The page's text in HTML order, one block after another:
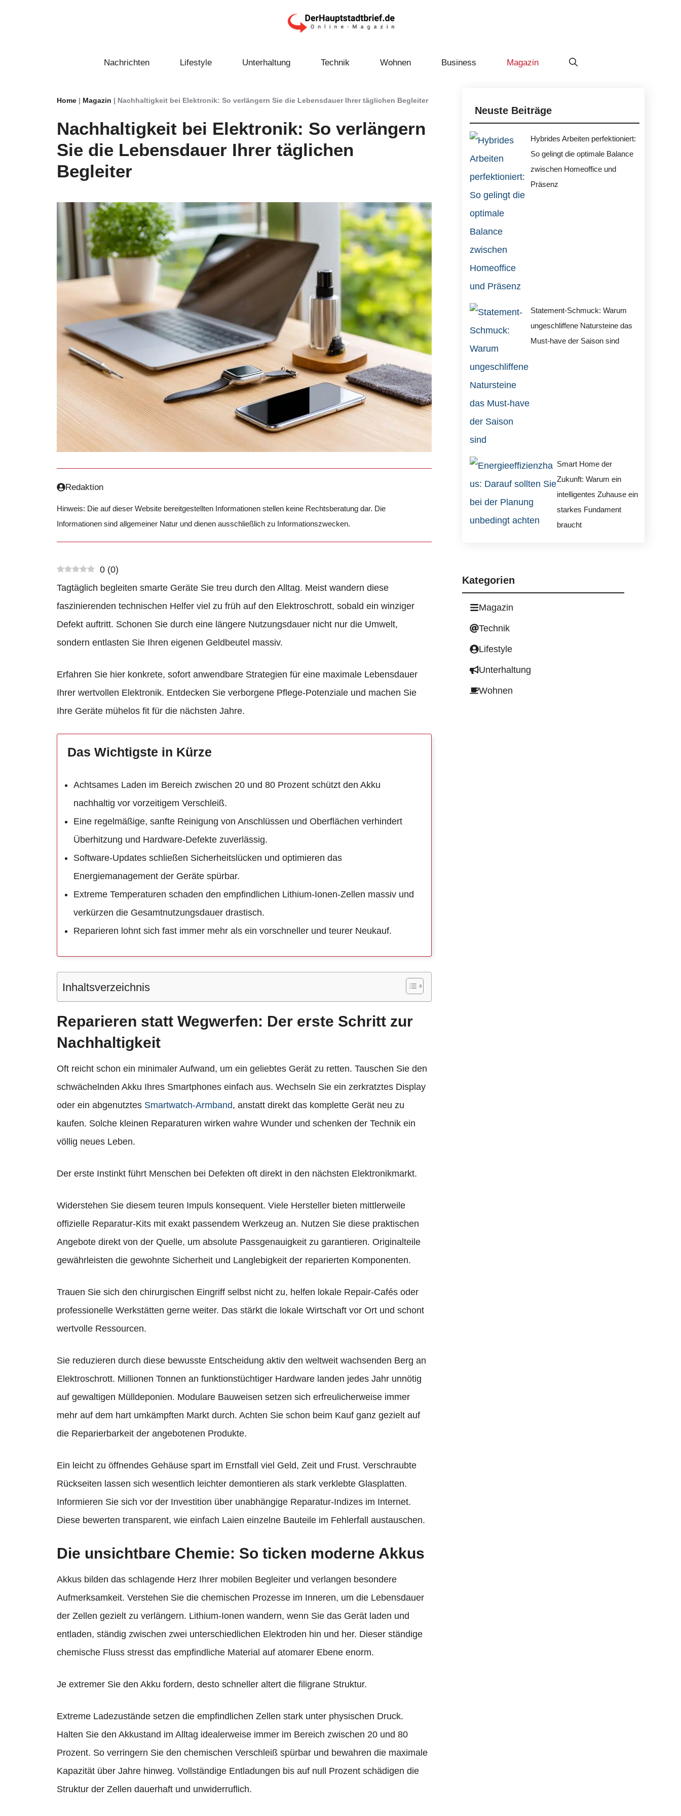
Nachrichten Lifestyle Unterhaltung Technik Wohnen Business Magazin
Home | Magazin | Nachhaltigkeit bei Elektronik: So verlängern Sie die Lebensdauer Ihrer täglichen Begleiter
Nachhaltigkeit bei Elektronik: So verlängern
Sie die Lebensdauer Ihrer täglichen
Begleiter
Redaktion
Hinweis: Die auf dieser Website bereitgestellten Informationen stellen keine Rechtsberatung dar. Die
Informationen sind allgemeiner Natur und dienen ausschließlich zu Informationszwecken.
0 (0)
Tagtäglich begleiten smarte Geräte Sie treu durch den Alltag. Meist wandern diese
faszinierenden technischen Helfer viel zu früh auf den Elektroschrott, sobald ein winziger
Defekt auftritt. Schonen Sie durch eine längere Nutzungsdauer nicht nur die Umwelt,
sondern entlasten Sie Ihren eigenen Geldbeutel massiv.
Erfahren Sie hier konkrete, sofort anwendbare Strategien für eine maximale Lebensdauer
Ihrer wertvollen Elektronik. Entdecken Sie verborgene Pflege-Potenziale und machen Sie
Ihre Geräte mühelos fit für die nächsten Jahre.
Das Wichtigste in Kürze
Achtsames Laden im Bereich zwischen 20 und 80 Prozent schützt den Akku
nachhaltig vor vorzeitigem Verschleiß.
Eine regelmäßige, sanfte Reinigung von Anschlüssen und Oberflächen verhindert
Überhitzung und Hardware-Defekte zuverlässig.
Software-Updates schließen Sicherheitslücken und optimieren das
Energiemanagement der Geräte spürbar.
Extreme Temperaturen schaden den empfindlichen Lithium-Ionen-Zellen massiv und
verkürzen die Gesamtnutzungsdauer drastisch.
Reparieren lohnt sich fast immer mehr als ein vorschneller und teurer Neukauf.
Inhaltsverzeichnis
Reparieren statt Wegwerfen: Der erste Schritt zur
Nachhaltigkeit
Oft reicht schon ein minimaler Aufwand, um ein geliebtes Gerät zu retten. Tauschen Sie den
schwächelnden Akku Ihres Smartphones einfach aus. Wechseln Sie ein zerkratztes Display
oder ein abgenutztes Smartwatch-Armband, anstatt direkt das komplette Gerät neu zu
kaufen. Solche kleinen Reparaturen wirken wahre Wunder und schenken der Technik ein
völlig neues Leben.
Der erste Instinkt führt Menschen bei Defekten oft direkt in den nächsten Elektronikmarkt.
Widerstehen Sie diesem teuren Impuls konsequent. Viele Hersteller bieten mittlerweile
offizielle Reparatur-Kits mit exakt passendem Werkzeug an. Nutzen Sie diese praktischen
Angebote direkt von der Quelle, um absolute Passgenauigkeit zu garantieren. Originalteile
gewährleisten die gewohnte Sicherheit und Langlebigkeit der reparierten Komponenten.
Trauen Sie sich den chirurgischen Eingriff selbst nicht zu, helfen lokale Repair-Cafés oder
professionelle Werkstätten gerne weiter. Das stärkt die lokale Wirtschaft vor Ort und schont
wertvolle Ressourcen.
Sie reduzieren durch diese bewusste Entscheidung aktiv den weltweit wachsenden Berg an
Elektroschrott. Millionen Tonnen an funktionstüchtiger Hardware landen jedes Jahr unnötig
auf gewaltigen Mülldeponien. Modulare Bauweisen setzen sich erfreulicherweise immer
mehr auf dem hart umkämpften Markt durch. Achten Sie schon beim Kauf ganz gezielt auf
die Reparierbarkeit der angebotenen Produkte.
Ein leicht zu öffnendes Gehäuse spart im Ernstfall viel Geld, Zeit und Frust. Verschraubte
Rückseiten lassen sich wesentlich leichter demontieren als stark verklebte Glasplatten.
Informieren Sie sich vor der Investition über unabhängige Reparatur-Indizes im Internet.
Diese bewerten transparent, wie einfach Laien einzelne Bauteile im Fehlerfall austauschen.
Die unsichtbare Chemie: So ticken moderne Akkus
Akkus bilden das schlagende Herz Ihrer mobilen Begleiter und verlangen besondere
Aufmerksamkeit. Verstehen Sie die chemischen Prozesse im Inneren, um die Lebensdauer
der Zellen gezielt zu verlängern. Lithium-Ionen wandern, wenn Sie das Gerät laden und
entladen, ständig zwischen zwei unterschiedlichen Elektroden hin und her. Dieser ständige
chemische Fluss stresst das empfindliche Material auf atomarer Ebene enorm.
Je extremer Sie den Akku fordern, desto schneller altert die filigrane Struktur.
Extreme Ladezustände setzen die empfindlichen Zellen stark unter physischen Druck.
Halten Sie den Akkustand im Alltag idealerweise immer im Bereich zwischen 20 und 80
Prozent. So verringern Sie den chemischen Verschleiß spürbar und bewahren die maximale
Kapazität über Jahre hinweg. Vollständige Entladungen bis auf null Prozent schädigen die
Struktur der Zellen dauerhaft und unwiderruflich.
Neuste Beiträge
Hybrides Arbeiten perfektioniert:
So gelingt die optimale Balance
zwischen Homeoffice und
Präsenz
Statement-Schmuck: Warum
ungeschliffene Natursteine das
Must-have der Saison sind
Smart Home der
Zukunft: Warum ein
intelligentes Zuhause ein
starkes Fundament
braucht
Kategorien
Magazin
Technik
Lifestyle
Unterhaltung
Wohnen